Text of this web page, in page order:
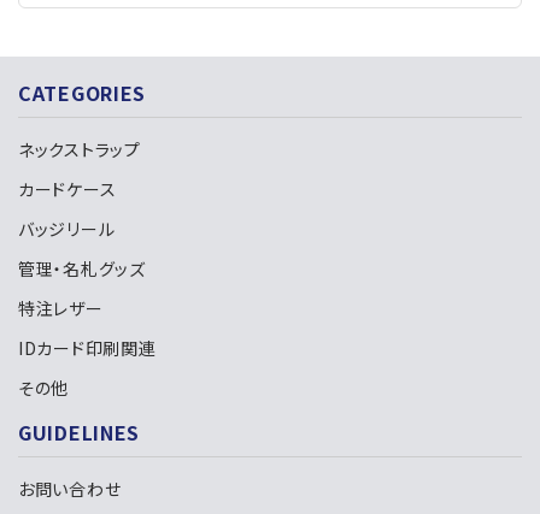
CATEGORIES
ネックストラップ
カードケース
バッジリール
管理・名札グッズ
特注レザー
IDカード印刷関連
その他
GUIDELINES
お問い合わせ